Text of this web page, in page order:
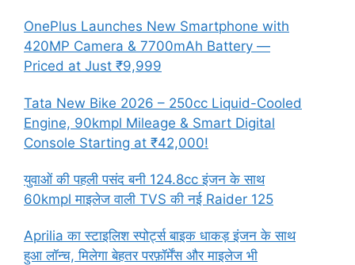
OnePlus Launches New Smartphone with
420MP Camera & 7700mAh Battery —
Priced at Just ₹9,999
Tata New Bike 2026 – 250cc Liquid-Cooled
Engine, 90kmpl Mileage & Smart Digital
Console Starting at ₹42,000!
युवाओं की पहली पसंद बनी 124.8cc इंजन के साथ
60kmpl माइलेज वाली TVS की नई Raider 125
Aprilia का स्टाइलिश स्पोर्ट्स बाइक धाकड़ इंजन के साथ
हुआ लॉन्च, मिलेगा बेहतर परफ़ॉर्मेंस और माइलेज भी